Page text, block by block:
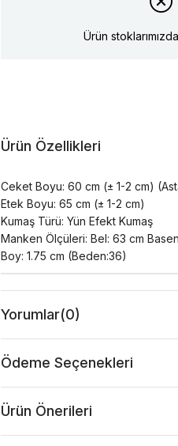
Ürün
Ürün Özellikleri
Ceket Boyu: 60 cm (± 1-2 cm)
Etek Boyu: 65 cm (± 1-2 cm)
Kumaş Türü: Yün Efekt Kumaş
Manken Ölçüleri: Bel: 63 cm
Boy: 1.75 cm (Beden:36)
Yorumlar(0)
Ödeme Seçenekleri
Ürün Önerileri